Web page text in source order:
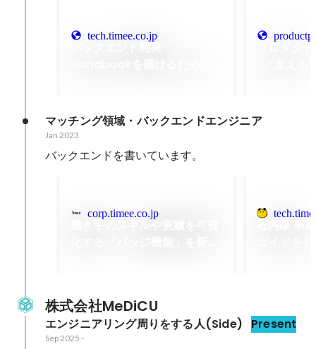
tech.timee.co.jp
Blog
マッチング領域・バックエンドエンジニア
Jan 2023
バックエンドを書いています。
corp.timee.co.jp
株式会社MeDiCU
エンジニアリング周りをする人(Side) Present
Sep 2025 -